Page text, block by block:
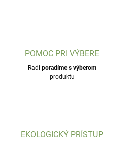
POMOC PRI VÝBERE
Radi poradíme s výberom
produktu
EKOLOGICKÝ PRÍSTUP